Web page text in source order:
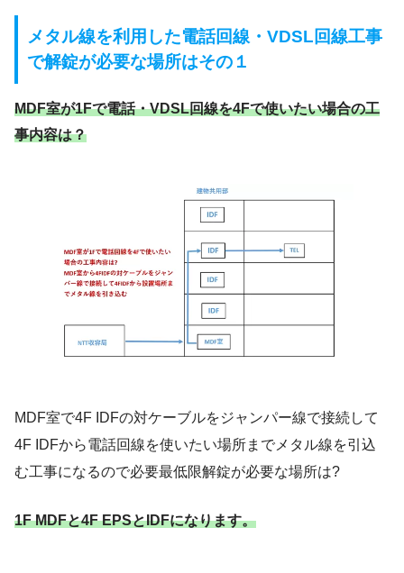
メタル線を利用した電話回線・VDSL回線工事
で解錠が必要な場所はその１
MDF室が1Fで電話・VDSL回線を4Fで使いたい場合の工
事内容は？
MDF室で4F IDFの対ケーブルをジャンパー線で接続して
4F IDFから電話回線を使いたい場所までメタル線を引込
む工事になるので必要最低限解錠が必要な場所は?
1F MDFと4F EPSとIDFになります。